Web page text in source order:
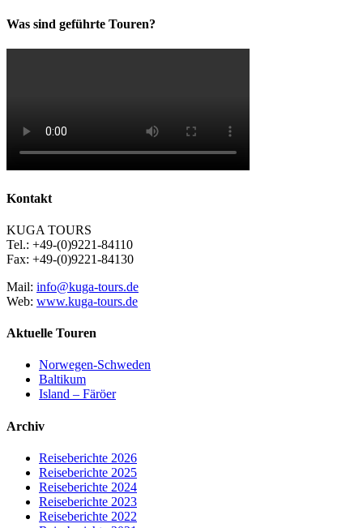
Was sind geführte Touren?
Kontakt
KUGA TOURS
Tel.: +49-(0)9221-84110
Fax: +49-(0)9221-84130
Mail: info@kuga-tours.de
Web: www.kuga-tours.de
Aktuelle Touren
Norwegen-Schweden
Baltikum
Island – Färöer
Archiv
Reiseberichte 2026
Reiseberichte 2025
Reiseberichte 2024
Reiseberichte 2023
Reiseberichte 2022